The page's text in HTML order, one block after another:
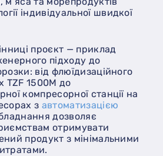
індивідуальної швидкої
проєкт — приклад
підходу до
від флюїдизаційного
TZF 1500M до
компресорної станції на
з автоматизацією
дозволяє
отримувати
продукт з мінімальними